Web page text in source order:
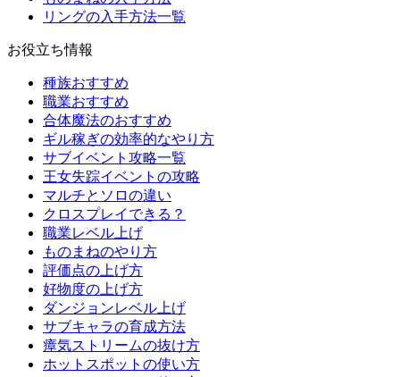
リングの入手方法一覧
お役立ち情報
種族おすすめ
職業おすすめ
合体魔法のおすすめ
ギル稼ぎの効率的なやり方
サブイベント攻略一覧
王女失踪イベントの攻略
マルチとソロの違い
クロスプレイできる？
職業レベル上げ
ものまねのやり方
評価点の上げ方
好物度の上げ方
ダンジョンレベル上げ
サブキャラの育成方法
瘴気ストリームの抜け方
ホットスポットの使い方